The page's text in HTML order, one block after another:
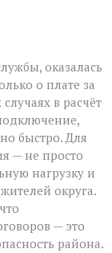
оказалась
о плате за
в расчёт
быстро. Для
— не просто
нагрузку и
округа.
— это
района.